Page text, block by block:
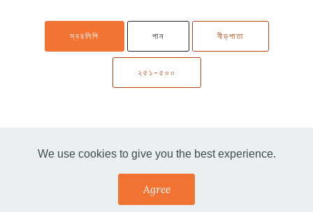
স্বরলিপি গান নীড়পাতা
২৫১-৫০০
We use cookies to give you the best experience.
Agree